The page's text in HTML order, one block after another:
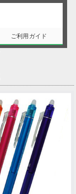
ご利用ガイド